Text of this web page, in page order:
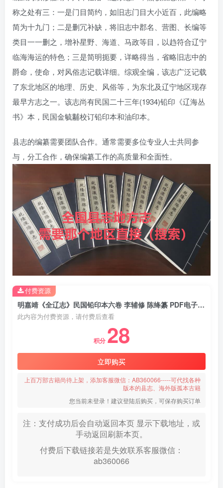
称之处有三：一是门目简约，如旧志门目大小近百，此编略
简为十九门；二是删冗补缺，将旧志中郡名、营图、长编等
类目一一删之，增补星野、海道、马政等目，以趋符合辽宁
临海海运的特色；三是简明扼要，详略得当，省略旧志中的
爵命，使命，对风俗志记载详细。综观全编，该志广泛记载
了东北地区的地理、历史、风俗等，为东北及辽宁地区现存
最早方志之一。该志尚有民国二十三年(1934)铅印《辽海丛
书》本，民国金毓黼校订铅印本和油印本。
县志的编纂需要团队合作。通常需要多位专业人士共同参
与，分工合作，确保编纂工作的高质量和全面性。
明嘉靖《全辽志》民国铅印本六卷 李辅修 陈绛纂 PDF电子版地方志下载
此内容为付费资源，请付费后查看
积分 28
立即购买
上百万部古籍尚待上架，添加客服微信：AB360066-----可代找各种
版本的县志、海外版孤本古籍
您当前未登录！建议登陆后购买，可保存购买订单
注：支付成功后会自动返回本页 显示下载地址，或
手动返回刷新本页。
付费后下载链接若是失效联系客服微信：
ab360066
付费资源